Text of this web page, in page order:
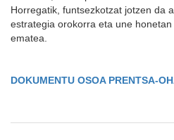
Horregatik, funtsezkotzat jotzen da
estrategia orokorra eta une
ematea.
DOKUMENTU OSOA PRENTSA-